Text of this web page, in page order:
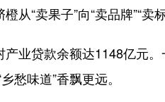
“卖果子”向“卖品牌”“卖标
贷款余额达1148亿元。
愁味道”香飘更远。